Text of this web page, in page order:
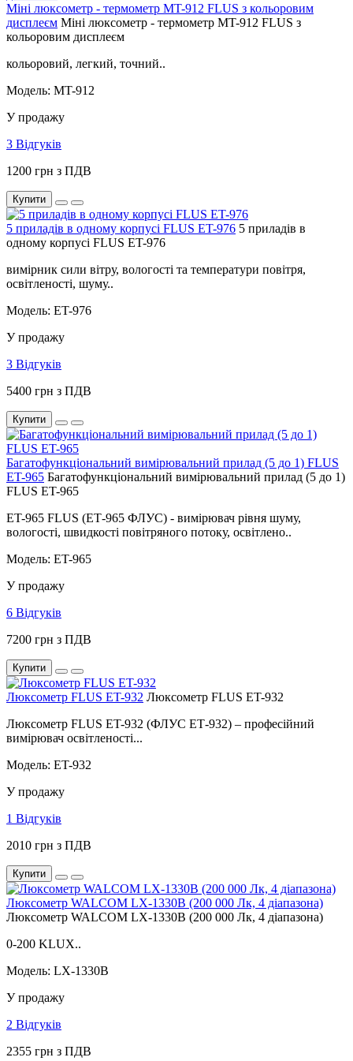
Міні люксометр - термометр MT-912 FLUS з кольоровим
дисплеєм Міні люксометр - термометр MT-912 FLUS з
кольоровим дисплеєм
кольоровий, легкий, точний..
Модель: MT-912
У продажу
3 Відгуків
1200 грн з ПДВ
Купити
5 приладів в одному корпусі FLUS ET-976 5 приладів в
одному корпусі FLUS ET-976
вимірник сили вітру, вологості та температури повітря,
освітленості, шуму..
Модель: ET-976
У продажу
3 Відгуків
5400 грн з ПДВ
Купити
Багатофункціональний вимірювальний прилад (5 до 1) FLUS
ET-965 Багатофункціональний вимірювальний прилад (5 до 1)
FLUS ET-965
ET-965 FLUS (ЕТ-965 ФЛУС) - вимірювач рівня шуму,
вологості, швидкості повітряного потоку, освітлено..
Модель: ET-965
У продажу
6 Відгуків
7200 грн з ПДВ
Купити
Люксометр FLUS ET-932 Люксометр FLUS ET-932
Люксометр FLUS ET-932 (ФЛУС EТ-932) – професійний
вимірювач освітленості...
Модель: ET-932
У продажу
1 Відгуків
2010 грн з ПДВ
Купити
Люксометр WALCOM LX-1330B (200 000 Лк, 4 діапазона)
Люксометр WALCOM LX-1330B (200 000 Лк, 4 діапазона)
0-200 KLUX..
Модель: LX-1330B
У продажу
2 Відгуків
2355 грн з ПДВ